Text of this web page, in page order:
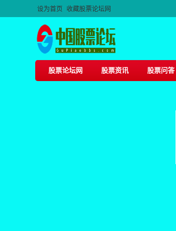
设为首页 收藏股票论坛网
股票论坛网 股票资讯 股票问答